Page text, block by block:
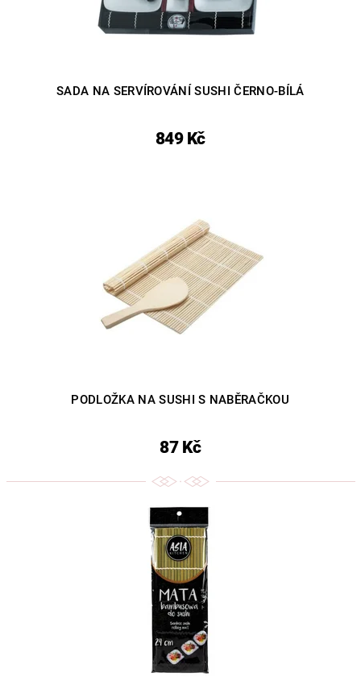
SADA NA SERVÍROVÁNÍ SUSHI ČERNO-BÍLÁ
849 Kč
PODLOŽKA NA SUSHI S NABĚRAČKOU
87 Kč